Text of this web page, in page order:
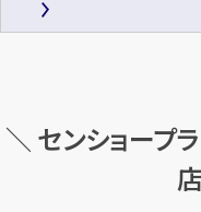
＼ センショープ